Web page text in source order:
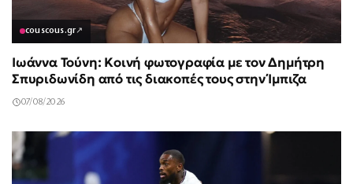
couscous.gr↗
Ιωάννα Τούνη: Κοινή φωτογραφία με τον Δημήτρη
Σπυριδωνίδη από τις διακοπές τους στην Ίμπιζα
07/08/2026